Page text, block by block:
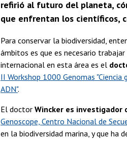
refirió al futuro del planeta,
que enfrentan los científicos,
Para conservar la biodiversidad,
ámbitos es que es necesario
internacional en esta área es el
II Workshop 1000 Genomas
ADN".
El doctor Wincker es investigador
Genoscope, Centro Nacional de
en la biodiversidad marina, y que ha